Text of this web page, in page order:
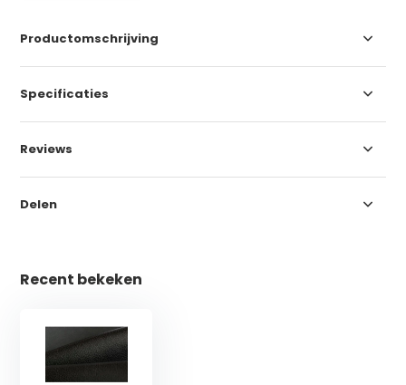
Productomschrijving
Specificaties
Reviews
Delen
Recent bekeken